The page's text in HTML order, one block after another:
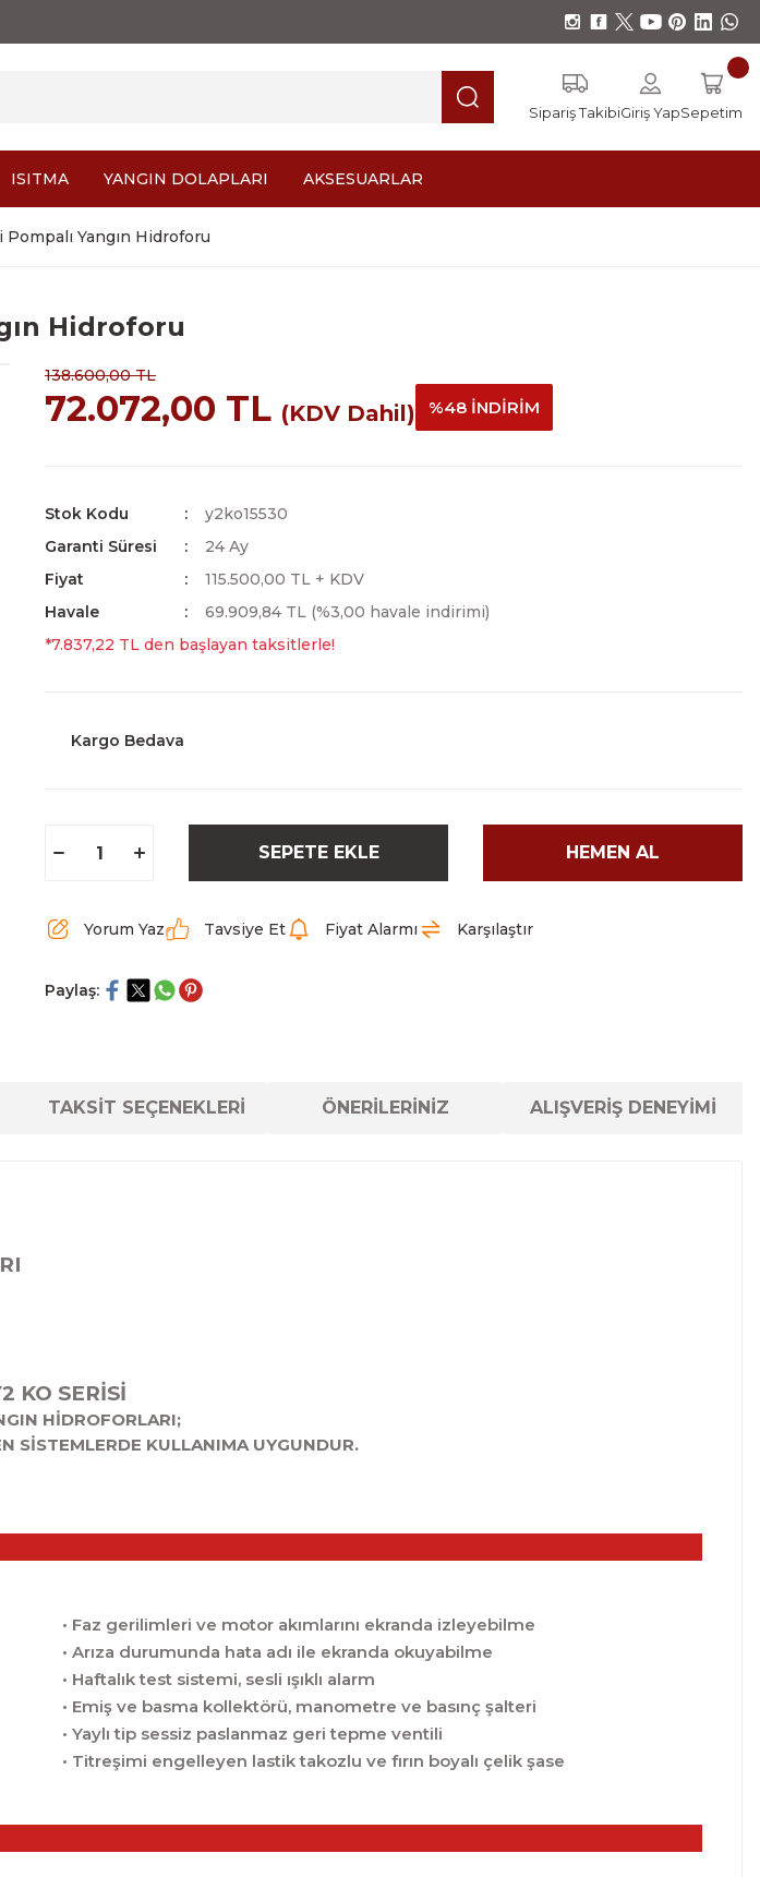
Sipariş TakibiGiriş YapSepetim
ISITMA YANGIN DOLAPLARI AKSESUARLAR
Yangın Hidroforu
Hidroforu
138.600,00 TL
72.072,00 TL (KDV Dahil) %48 İNDİRİM
Stok Kodu
y2ko15530
Garanti Süresi
24 Ay
Fiyat
115.500,00 TL + KDV
Havale
69.909,84 TL (%3,00 havale indirimi)
*7.837,22 TL den başlayan taksitlerle!
Kargo Bedava
SEPETE EKLE HEMEN AL
Yorum Yaz Tavsiye Et Fiyat Alarmı Karşılaştır
Paylaş:
TAKSİT SEÇENEKLERİ ÖNERİLERİNİZ ALIŞVERİŞ DENEYİMİ
KO SERİSİ
HİDROFORLARI;
SİSTEMLERDE KULLANIMA UYGUNDUR.
• Faz gerilimleri ve motor akımlarını ekranda izleyebilme
• Arıza durumunda hata adı ile ekranda okuyabilme
• Haftalık test sistemi, sesli ışıklı alarm
• Emiş ve basma kollektörü, manometre ve basınç şalteri
• Yaylı tip sessiz paslanmaz geri tepme ventili
• Titreşimi engelleyen lastik takozlu ve fırın boyalı çelik şase